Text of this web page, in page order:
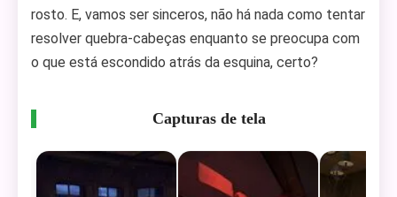
rosto. E, vamos ser sinceros, não há nada como tentar
resolver quebra-cabeças enquanto se preocupa com
o que está escondido atrás da esquina, certo?
Capturas de tela